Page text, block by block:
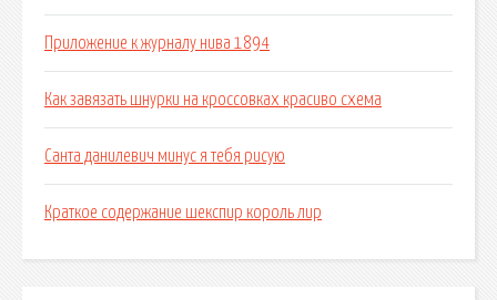
Приложение к журналу нива 1894
Как завязать шнурки на кроссовках красиво схема
Санта данилевич минус я тебя рисую
Краткое содержание шекспир король лир